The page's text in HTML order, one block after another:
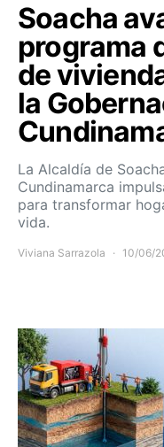
Soacha
programa
de
la
La Alcaldía de
Cundinamarca
para transformar
vida.
Viviana Sarrazola 10/06/